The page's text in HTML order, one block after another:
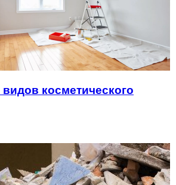
косметического